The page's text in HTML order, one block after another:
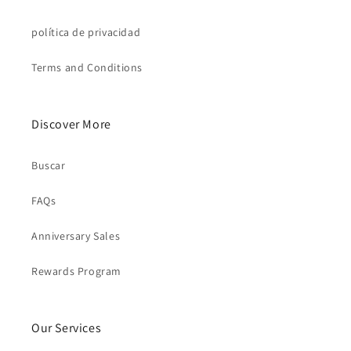
política de privacidad
Terms and Conditions
Discover More
Buscar
FAQs
Anniversary Sales
Rewards Program
Our Services